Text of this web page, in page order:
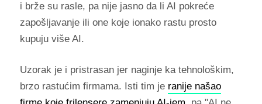
i brže su rasle, pa nije jasno da li AI pokreće
zapošljavanje ili one koje ionako rastu prosto
kupuju više AI.
Uzorak je i pristrasan jer naginje ka tehnološkim,
brzo rastućim firmama. Isti tim je ranije našao